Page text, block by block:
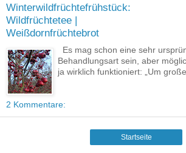
Winterwildfrüchtefrühstück:
Wildfrüchtetee |
Weißdornfrüchtebrot
Es mag schon eine sehr
Behandlungsart sein, aber
ja wirklich funktioniert: „Um
2 Kommentare:
Startseite